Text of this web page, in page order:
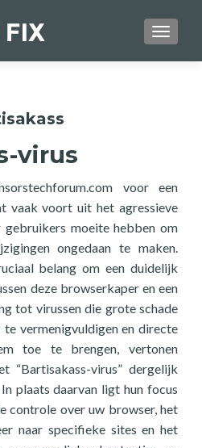
virus
voor een
vaak voort uit het agressieve
gebruikers moeite hebben om
ongedaan te maken.
belang om een duidelijk
deze browserkaper en een
tot virussen die grote schade
vermenigvuldigen en directe
toe te brengen, vertonen
“Bartisakass-virus” dergelijk
plaats daarvan ligt hun focus
controle over uw browser, het
naar specifieke sites en het